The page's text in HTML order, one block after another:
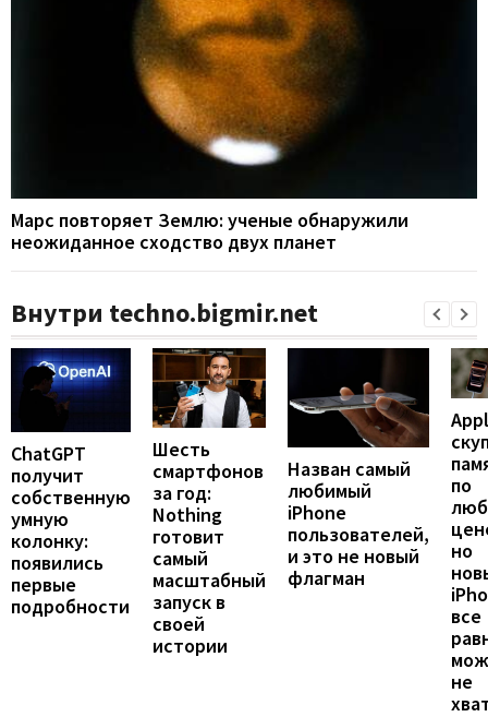
Марс повторяет Землю: ученые обнаружили
неожиданное сходство двух планет
Внутри techno.bigmir.net
ChatGPT
получит
собственную
умную
колонку:
появились
первые
подробности
Шесть
смартфонов
за год:
Nothing
готовит
самый
масштабный
запуск в
своей
истории
Назван самый
любимый
iPhone
пользователей,
и это не новый
флагман
по
но
все
не